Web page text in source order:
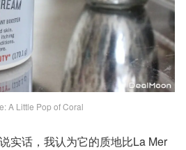
A Little Pop of Coral
实话，我认为它的质地比La Mer